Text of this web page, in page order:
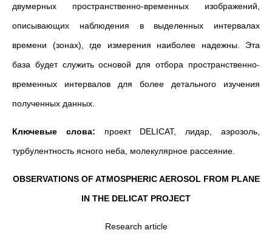
двумерных пространственно-временных изображений,
описывающих наблюдения в выделенных интервалах
времени (зонах), где измерения наиболее надежны. Эта
база будет служить основой для отбора пространственно-
временных интервалов для более детального изучения
полученных данных.
Ключевые слова: проект DELICAT, лидар, аэрозоль,
турбулентность ясного неба, молекулярное рассеяние.
OBSERVATIONS OF ATMOSPHERIC AEROSOL FROM PLANE
IN THE DELICAT PROJECT
Research article